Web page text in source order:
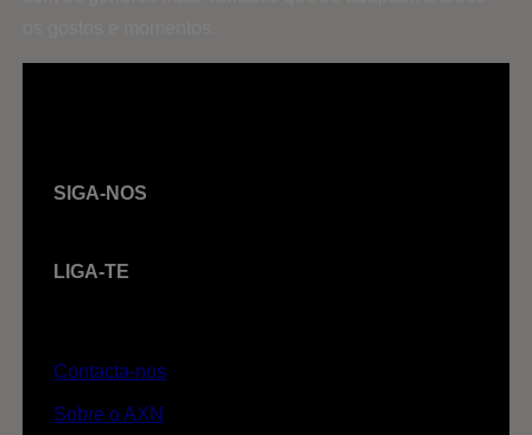
SIGA-NOS
LIGA-TE
Contacta-nos
Sobre o AXN